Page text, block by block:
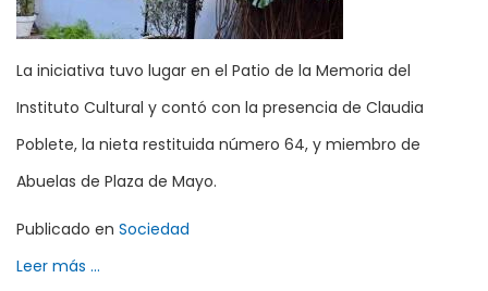
La iniciativa tuvo lugar en el Patio de la Memoria del
Instituto Cultural y contó con la presencia de Claudia
Poblete, la nieta restituida número 64, y miembro de
Abuelas de Plaza de Mayo.
Publicado en Sociedad
Leer más ...